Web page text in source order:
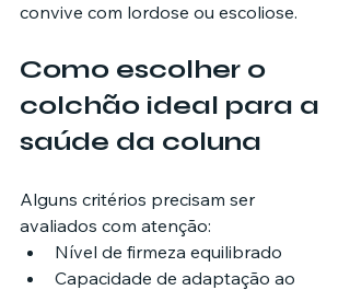
convive com lordose ou escoliose.
Como escolher o
colchão ideal para a
saúde da coluna
Alguns critérios precisam ser
avaliados com atenção:
Nível de firmeza equilibrado
Capacidade de adaptação ao